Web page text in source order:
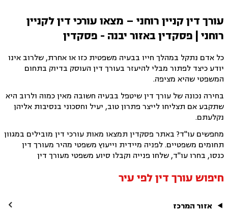
עורך דין קניין רוחני – מצאו עורכי דין לקניין
רוחני | פסקדין באזור יבנה - פסקדין
כל אדם נתקל במהלך חייו בבעיה משפטית כזו או אחרת, שלרוב אינו
יודע כיצד לפתור מבלי להיעזר בעורך דין העוסק בדיוק בתחום
המשפטי שהיא מציפה.
בחירה נכונה של עורך דין שיטפל בבעיה חשובה מאין כמוה ולרוב היא
שתקבע אם תצליחו לייצר פתרון טוב, יעיל וחסכוני בנסיבות אליהן
נקלעתם.
מחפשים עו"ד? באתר פסקדין תמצאו מאות עורכי דין מובילים במגוון
תחומים משפטיים. לפניה מיידית וייעוץ משפטי מהיר מעורך דין
כנסו, בחרו עו"ד, שלחו פנייה וקבלו סיוע משפטי מעורך דין
חיפוש עורך דין לפי עיר
אזור המרכז 